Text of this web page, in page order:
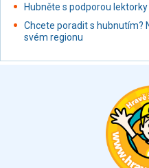
Nápoje alkoholické
Restaurace, jídelny, hotová
Fastfood
Studená kuchyně,
Hubněte s podporou
Chcete poradit s hubnutím?
svém regionu